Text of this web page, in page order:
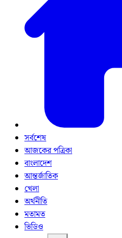
সর্বশেষ
আজকের পত্রিকা
বাংলাদেশ
আন্তর্জাতিক
খেলা
অর্থনীতি
মতামত
ভিডিও